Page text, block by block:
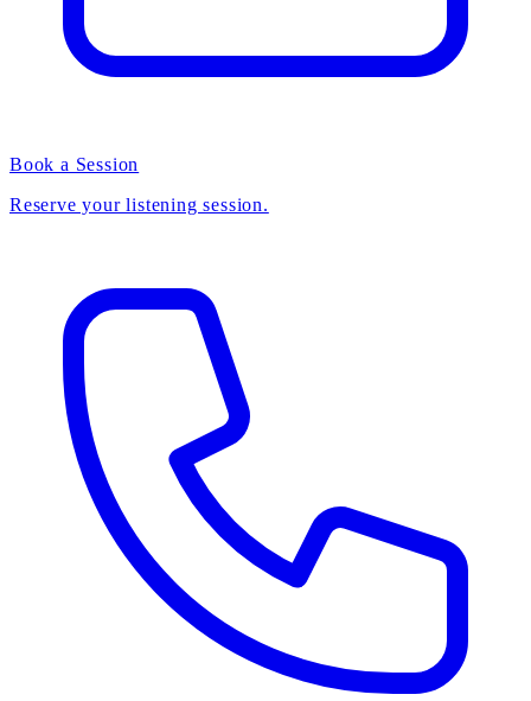
Book a Session
Reserve your listening session.